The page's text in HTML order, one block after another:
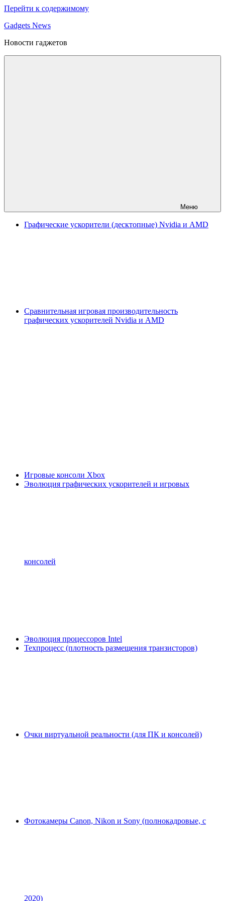
Перейти к содержимому
Gadgets News
Новости гаджетов
Меню
Графические ускорители (десктопные) Nvidia и AMD
Сравнительная игровая производительность
графических ускорителей Nvidia и AMD
Игровые консоли Xbox
Эволюция графических ускорителей и игровых
консолей
Эволюция процессоров Intel
Техпроцесс (плотность размещения транзисторов)
Очки виртуальной реальности (для ПК и консолей)
Фотокамеры Canon, Nikon и Sony (полнокадровые, с
2020)